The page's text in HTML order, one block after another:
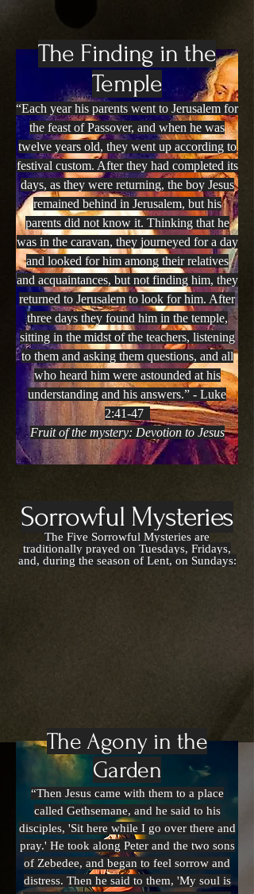
The Finding in the
Temple
“Each year his parents went to Jerusalem for
the feast of Passover, and when he was
twelve years old, they went up according to
festival custom. After they had completed its
days, as they were returning, the boy Jesus
remained behind in Jerusalem, but his
parents did not know it. Thinking that he
was in the caravan, they journeyed for a day
and looked for him among their relatives
and acquaintances, but not finding him, they
returned to Jerusalem to look for him. After
three days they found him in the temple,
sitting in the midst of the teachers, listening
to them and asking them questions, and all
who heard him were astounded at his
understanding and his answers.” - Luke
2:41-47
Fruit of the mystery: Devotion to Jesus
Sorrowful Mysteries
The Five Sorrowful Mysteries are
traditionally prayed on Tuesdays, Fridays,
and, during the season of Lent, on Sundays:
The Agony in the
Garden
“Then Jesus came with them to a place
called Gethsemane, and he said to his
disciples, 'Sit here while I go over there and
pray.' He took along Peter and the two sons
of Zebedee, and began to feel sorrow and
distress. Then he said to them, 'My soul is